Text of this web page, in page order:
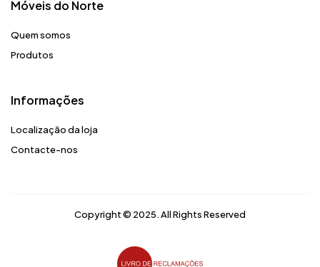
Móveis do Norte​
Quem somos
Produtos
Informações
Localização da loja
Contacte-nos
Copyright © 2025. All Rights Reserved